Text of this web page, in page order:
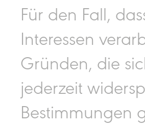
Für den Fall,
Interessen
Gründen, die
jederzeit
Bestimmungen